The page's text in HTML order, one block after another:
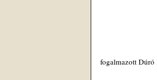
fogalmazott